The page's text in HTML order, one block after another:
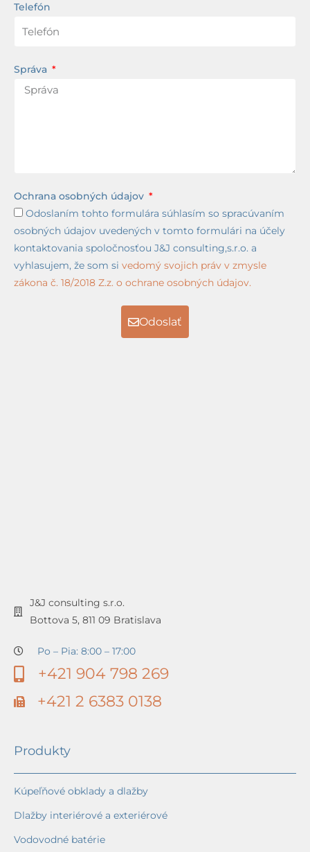
Telefón
Správa
Ochrana osobných údajov
Odoslaním tohto formulára súhlasím so spracúvaním
osobných údajov uvedených v tomto formulári na účely
kontaktovania spoločnosťou J&J consulting,s.r.o. a
vyhlasujem, že som si vedomý svojich práv v zmysle
zákona č. 18/2018 Z.z. o ochrane osobných údajov.
Odoslať
J&J consulting s.r.o.
Bottova 5, 811 09 Bratislava
Po – Pia: 8:00 – 17:00
+421 904 798 269
+421 2 6383 0138
Produkty
Kúpeľňové obklady a dlažby
Dlažby interiérové a exteriérové
Vodovodné batérie